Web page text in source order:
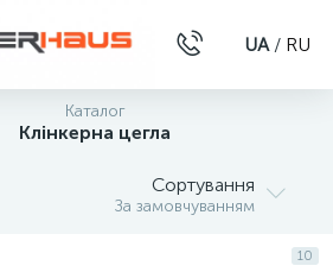
UA/ RU
Каталог
Клінкерна цегла
Сортування
За замовчуванням
10